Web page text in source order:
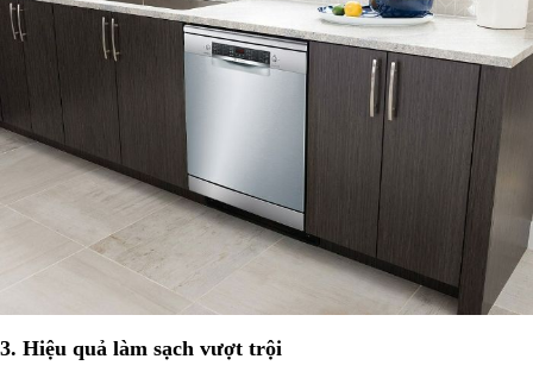
3. Hiệu quả làm sạch vượt trội